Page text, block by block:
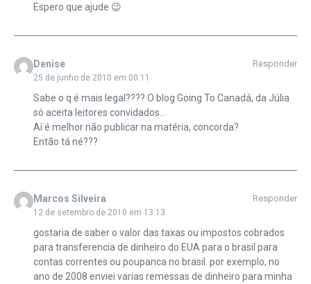
Espero que ajude 😉
Denise
25 de junho de 2010 em 00:11
Responder
Sabe o q é mais legal???? O blog Going To Canadá, da Júlia
só aceita leitores convidados…
Aí é melhor não publicar na matéria, concorda?
Então tá né???
Marcos Silveira
12 de setembro de 2010 em 13:13
Responder
gostaria de saber o valor das taxas ou impostos cobrados
para transferencia de dinheiro do EUA para o brasil para
contas correntes ou poupanca no brasil. por exemplo, no
ano de 2008 enviei varias remessas de dinheiro para minha